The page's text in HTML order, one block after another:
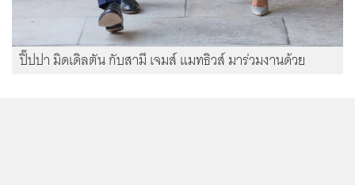
ปิ๊ปปา มิดเดิลตัน กับสามี เจมส์ แมทธิวส์ มาร่วมงานด้วย